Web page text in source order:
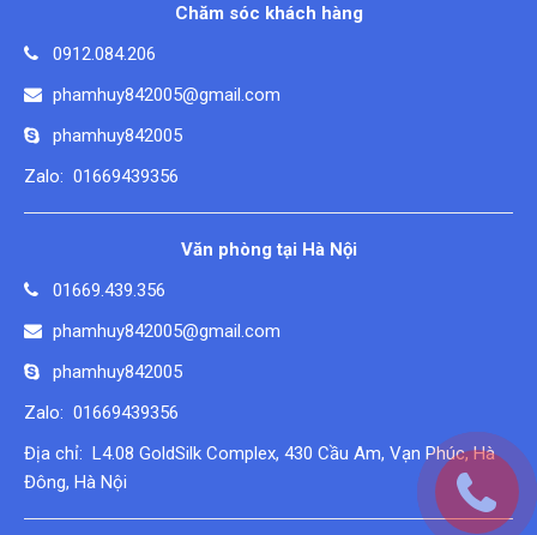
Chăm sóc khách hàng
0912.084.206
phamhuy842005@gmail.com
phamhuy842005
Zalo: 01669439356
Văn phòng tại Hà Nội
01669.439.356
phamhuy842005@gmail.com
phamhuy842005
Zalo: 01669439356
Địa chỉ: L4.08 GoldSilk Complex, 430 Cầu Am, Vạn Phúc, Hà
Đông, Hà Nội